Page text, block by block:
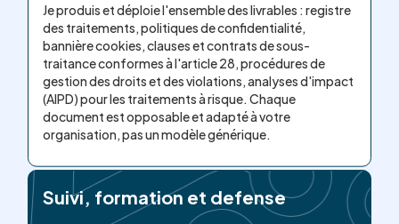
Je produis et déploie l'ensemble des livrables : registre
des traitements, politiques de confidentialité,
bannière cookies, clauses et contrats de sous-
traitance conformes à l'article 28, procédures de
gestion des droits et des violations, analyses d'impact
(AIPD) pour les traitements à risque. Chaque
document est opposable et adapté à votre
organisation, pas un modèle générique.
Suivi, formation et defense